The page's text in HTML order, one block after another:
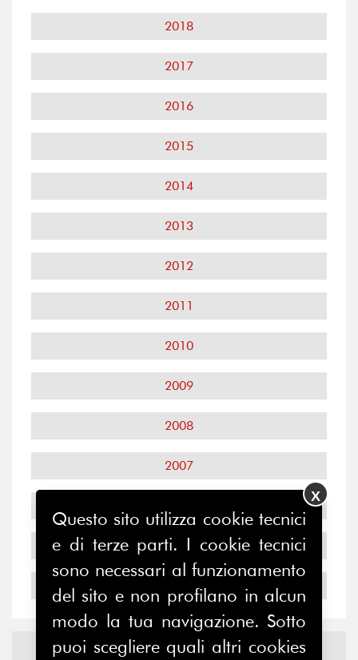
2018
2017
2016
2015
2014
2013
2012
2011
2010
2009
2008
2007
2005
Notizie edEventi
Questo sito utilizza cookie tecnici
e di terze parti. I cookie tecnici
sono necessari al funzionamento
del sito e non profilano in alcun
modo la tua navigazione. Sotto
puoi scegliere quali altri cookies
X